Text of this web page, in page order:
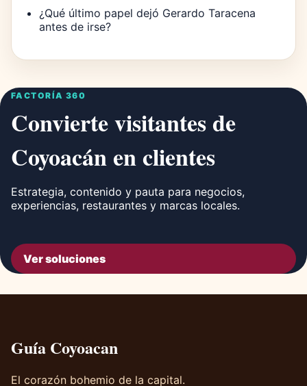
¿Qué último papel dejó Gerardo Taracena
antes de irse?
FACTORÍA 360
Convierte visitantes de
Coyoacán en clientes
Estrategia, contenido y pauta para negocios,
experiencias, restaurantes y marcas locales.
Ver soluciones
Guía Coyoacan
El corazón bohemio de la capital.